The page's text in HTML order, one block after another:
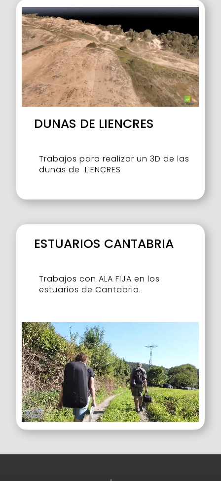
DUNAS DE LIENCRES
Trabajos para realizar un 3D de las
dunas de LIENCRES
ESTUARIOS CANTABRIA
Trabajos con ALA FIJA en los
estuarios de Cantabria.